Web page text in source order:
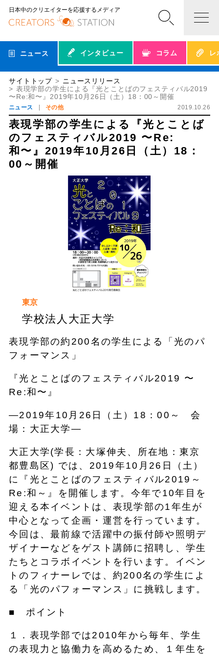
日本中のクリエイターを応援するメディア
ニュース インタビュー コラム レ
サイトトップ
ニュースリリース
表現学部の学生による『光とことばのフェスティバル2019
〜Re:和〜』2019年10月26日（土）18：00～開催
ニュース その他 2019.10.26
表現学部の学生による『光とことば
のフェスティバル2019 〜Re:
和〜』2019年10月26日（土）18：
00～開催
東京
学校法人大正大学
表現学部の約200名の学生による「光のパ
フォーマンス」
『光とことばのフェスティバル2019 〜
Re:和〜』
―2019年10月26日（土）18：00～ 会
場：大正大学―
大正大学(学長：大塚伸夫、所在地：東京
都豊島区) では、2019年10月26日（土）
に『光とことばのフェスティバル2019～
Re:和～』を開催します。今年で10年目を
迎える本イベントは、表現学部の1年生が
中心となって企画・運営を行っています。
今回は、最前線で活躍中の振付師や照明デ
ザイナーなどをゲスト講師に招聘し、学生
たちとコラボイベントを行います。イベン
トのフィナーレでは、約200名の学生によ
る「光のパフォーマンス」に挑戦します。
■ ポイント
１．表現学部では2010年から毎年、学生
の表現力と協働力を高めるため、１年生を